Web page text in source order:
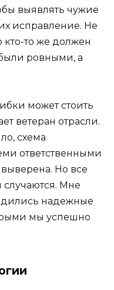
выявлять чужие
исправление. Не
кто-то же должен
были ровными, а
может стоить
ветеран отрасли.
схема
ответственными
Но все
Мне
надежные
мы успешно